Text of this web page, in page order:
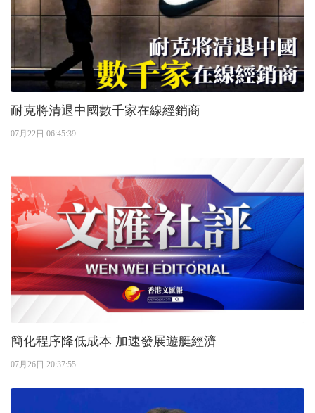
耐克將清退中國數千家在線經銷商
07月22日 06:45:39
簡化程序降低成本 加速發展遊艇經濟
07月26日 20:37:55